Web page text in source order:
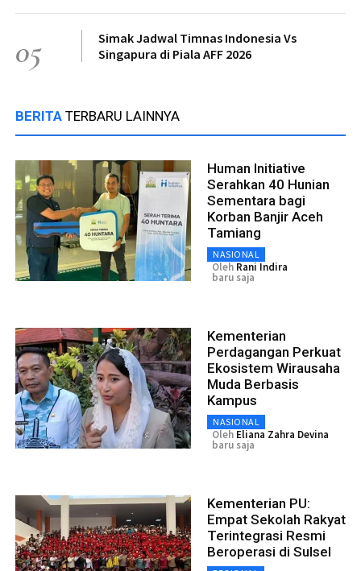
05
Simak Jadwal Timnas Indonesia Vs
Singapura di Piala AFF 2026
BERITA TERBARU LAINNYA
Human Initiative
Serahkan 40 Hunian
Sementara bagi
Korban Banjir Aceh
Tamiang
NASIONAL
Oleh Rani Indira
baru saja
Kementerian
Perdagangan Perkuat
Ekosistem Wirausaha
Muda Berbasis
Kampus
NASIONAL
Oleh Eliana Zahra Devina
baru saja
Kementerian PU:
Empat Sekolah Rakyat
Terintegrasi Resmi
Beroperasi di Sulsel